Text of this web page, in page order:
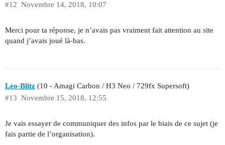
Novembre 14, 2018, 10:07
#12
Merci pour ta réponse, je n’avais pas vraiment fait attention au site
quand j’avais joué là-bas.
Leo-Blitz (10 - Amagi Carbon / H3 Neo / 729fx Supersoft)
Novembre 15, 2018, 12:55
#13
Je vais essayer de communiquer des infos par le biais de ce sujet (je
fais partie de l’organisation).